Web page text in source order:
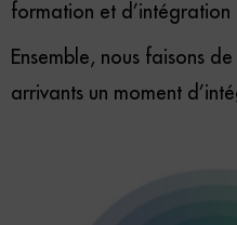
formation et d’intégration
Ensemble, nous faisons
arrivants un moment